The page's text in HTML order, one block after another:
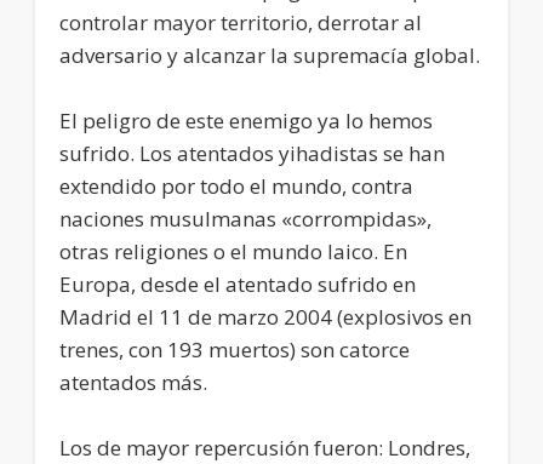
controlar mayor territorio, derrotar al
adversario y alcanzar la supremacía global.
El peligro de este enemigo ya lo hemos
sufrido. Los atentados yihadistas se han
extendido por todo el mundo, contra
naciones musulmanas «corrompidas»,
otras religiones o el mundo laico. En
Europa, desde el atentado sufrido en
Madrid el 11 de marzo 2004 (explosivos en
trenes, con 193 muertos) son catorce
atentados más.
Los de mayor repercusión fueron: Londres,